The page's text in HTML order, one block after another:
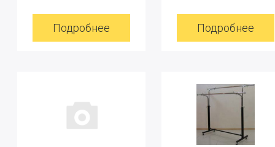
Подробнее Подробнее